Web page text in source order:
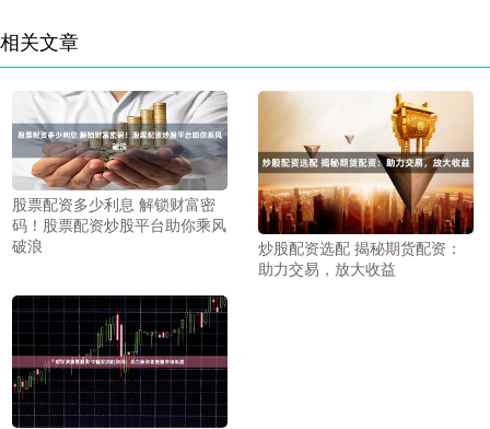
相关文章
股票配资多少利息 解锁财富密
码！股票配资炒股平台助你乘风
破浪
炒股配资选配 揭秘期货配资：
助力交易，放大收益